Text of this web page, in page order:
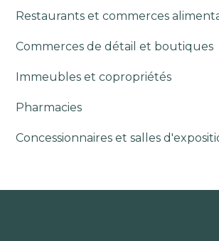
Restaurants et commerces
Commerces de détail et boutiques
Immeubles et copropriétés
Pharmacies
Concessionnaires et salles